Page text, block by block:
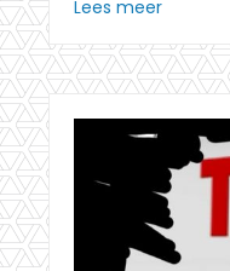
Lees meer